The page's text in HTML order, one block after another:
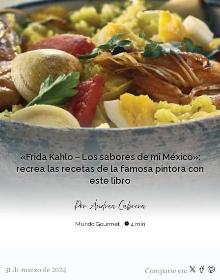
«Frida Kahlo – Los sabores de mi México»:
recrea las recetas de la famosa pintora con
este libro
Por Andrea Cabrera
Mundo Gourmet | 4 min
31 de marzo de 2024 Comparte en: